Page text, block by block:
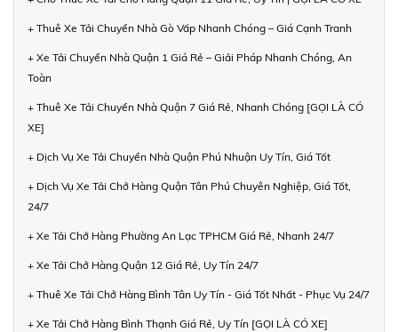
+ Thuê Xe Tải Chuyển Nhà Gò Vấp Nhanh Chóng – Giá Cạnh Tranh
+ Xe Tải Chuyển Nhà Quận 1 Giá Rẻ – Giải Pháp Nhanh Chóng, An
Toàn
+ Thuê Xe Tải Chuyển Nhà Quận 7 Giá Rẻ, Nhanh Chóng [GỌI LÀ CÓ
XE]
+ Dịch Vụ Xe Tải Chuyển Nhà Quận Phú Nhuận Uy Tín, Giá Tốt
+ Dịch Vụ Xe Tải Chở Hàng Quận Tân Phú Chuyên Nghiệp, Giá Tốt,
24/7
+ Xe Tải Chở Hàng Phường An Lạc TPHCM Giá Rẻ, Nhanh 24/7
+ Xe Tải Chở Hàng Quận 12 Giá Rẻ, Uy Tín 24/7
+ Thuê Xe Tải Chở Hàng Bình Tân Uy Tín - Giá Tốt Nhất - Phục Vụ 24/7
+ Xe Tải Chở Hàng Bình Thạnh Giá Rẻ, Uy Tín [GỌI LÀ CÓ XE]